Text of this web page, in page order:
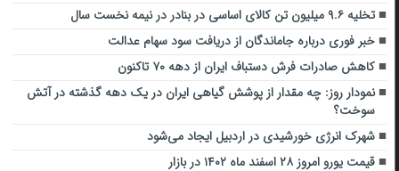
تخلیه ۹.۶ میلیون تن کالای اساسی در بنادر در نیمه نخست سال
خبر فوری درباره جاماندگان از دریافت سود سهام عدالت
کاهش صادرات فرش دستباف ایران از دهه ۷۰ تاکنون
نمودار روز: چه مقدار از پوشش گیاهی ایران در یک دهه گذشته در آتش
سوخت؟
شهرک انرژی خورشیدی در اردبیل ایجاد می‌شود
قیمت یورو امروز ۲۸ اسفند ماه ۱۴۰۲ در بازار